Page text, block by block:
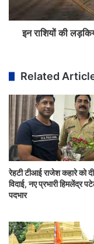
इन राशियों की
Related
रेहटी टीआई राजेश कहारे को दी
विदाई, नए प्रभारी हिमलेंद्र
पदभार